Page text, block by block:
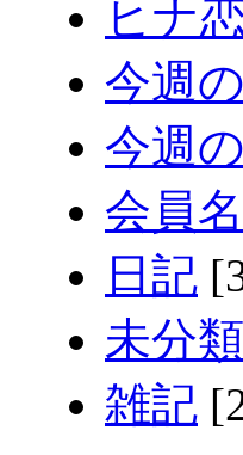
ヒナ
今週
今週
会員
日記
未分類
雑記